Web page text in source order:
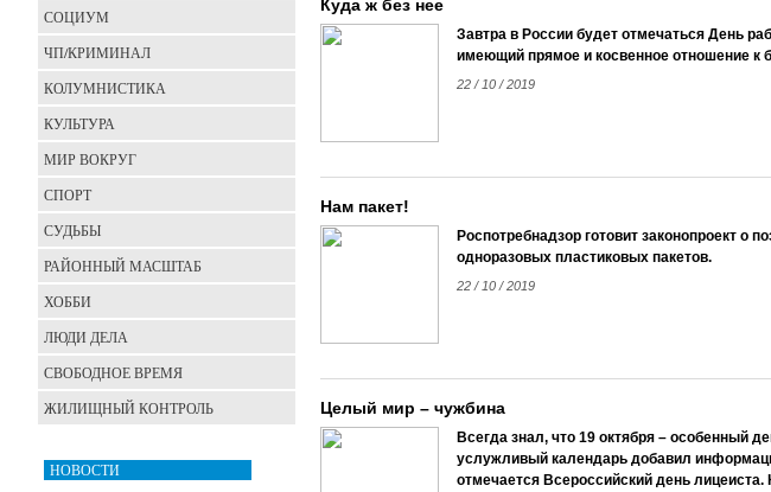
Куда ж без нее
Завтра в России будет отмечаться День
имеющий прямое и косвенное отношение
22 / 10 / 2019
Нам пакет!
Роспотребнадзор готовит законопроект о
одноразовых пластиковых пакетов.
22 / 10 / 2019
Целый мир – чужбина
Всегда знал, что 19 октября – особенный
услужливый календарь добавил
отмечается Всероссийский день
СОЦИУМ
ЧП/КРИМИНАЛ
КОЛУМНИСТИКА
КУЛЬТУРА
МИР ВОКРУГ
СПОРТ
СУДЬБЫ
РАЙОННЫЙ МАСШТАБ
ХОББИ
ЛЮДИ ДЕЛА
СВОБОДНОЕ ВРЕМЯ
ЖИЛИЩНЫЙ КОНТРОЛЬ
НОВОСТИ